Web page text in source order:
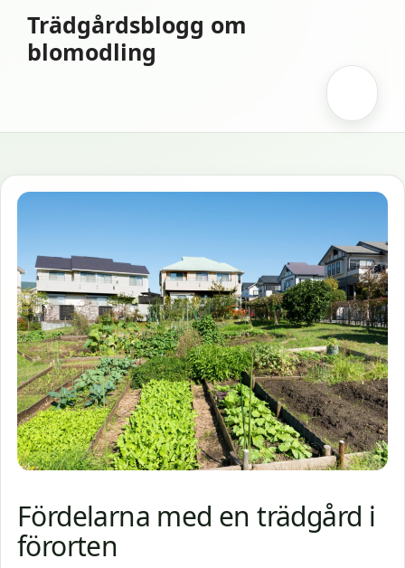
innehåll
Trädgårdsblogg om
blomodling
Fördelarna med en trädgård i
förorten